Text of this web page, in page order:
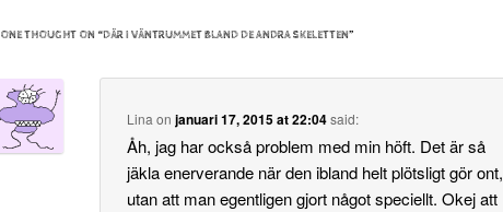
ONE THOUGHT ON “DÄR I VÄNTRUMMET BLAND DE ANDRA SKELETTEN”
Lina onjanuari 17, 2015 at 22:04said:
Åh, jag har också problem med min höft. Det är så
jäkla enerverande när den ibland helt plötsligt gör ont,
utan att man egentligen gjort något speciellt. Okej att